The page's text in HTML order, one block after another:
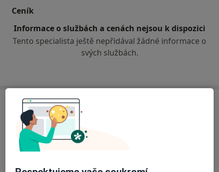
Ceník
Informace o službách a cenách nejsou k dispozici
Tento specialista ještě nepřidával žádné informace o
svých službách.
Adresy (3)
Adresa 1